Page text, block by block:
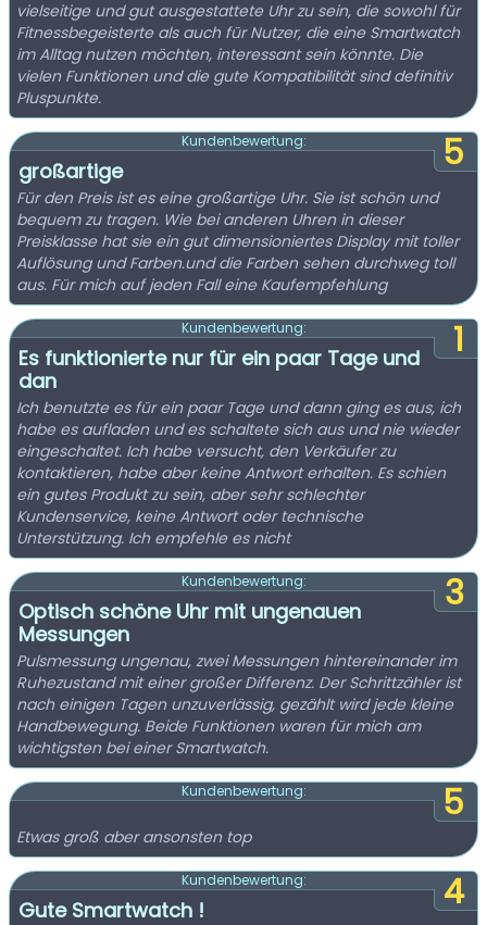
vielseitige und gut ausgestattete Uhr zu sein, die sowohl für
Fitnessbegeisterte als auch für Nutzer, die eine Smartwatch
im Alltag nutzen möchten, interessant sein könnte. Die
vielen Funktionen und die gute Kompatibilität sind definitiv
Pluspunkte.
5
Kundenbewertung:
großartige
Für den Preis ist es eine großartige Uhr. Sie ist schön und
bequem zu tragen. Wie bei anderen Uhren in dieser
Preisklasse hat sie ein gut dimensioniertes Display mit toller
Auflösung und Farben.und die Farben sehen durchweg toll
aus. Für mich auf jeden Fall eine Kaufempfehlung
1
Kundenbewertung:
Es funktionierte nur für ein paar Tage und
dan
Ich benutzte es für ein paar Tage und dann ging es aus, ich
habe es aufladen und es schaltete sich aus und nie wieder
eingeschaltet. Ich habe versucht, den Verkäufer zu
kontaktieren, habe aber keine Antwort erhalten. Es schien
ein gutes Produkt zu sein, aber sehr schlechter
Kundenservice, keine Antwort oder technische
Unterstützung. Ich empfehle es nicht
3
Kundenbewertung:
Optisch schöne Uhr mit ungenauen
Messungen
Pulsmessung ungenau, zwei Messungen hintereinander im
Ruhezustand mit einer großer Differenz. Der Schrittzähler ist
nach einigen Tagen unzuverlässig, gezählt wird jede kleine
Handbewegung. Beide Funktionen waren für mich am
wichtigsten bei einer Smartwatch.
5
Kundenbewertung:
Etwas groß aber ansonsten top
4
Kundenbewertung:
Gute Smartwatch !